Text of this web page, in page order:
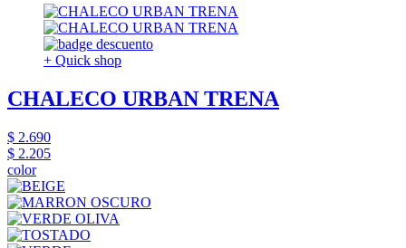
+ Quick shop
CHALECO URBAN TRENA
$ 2.690
$ 2.205
color